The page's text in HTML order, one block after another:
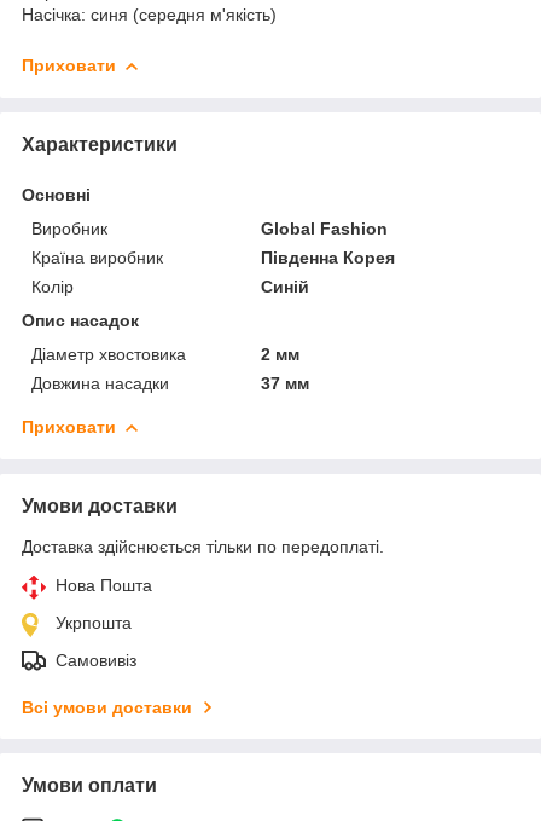
Насічка: синя (середня м'якість)
Приховати
Характеристики
Основні
Виробник
Global Fashion
Країна виробник
Південна Корея
Колір
Синій
Опис насадок
Діаметр хвостовика
2 мм
Довжина насадки
37 мм
Приховати
Умови доставки
Доставка здійснюється тільки по передоплаті.
Нова Пошта
Укрпошта
Самовивіз
Всі умови доставки
Умови оплати